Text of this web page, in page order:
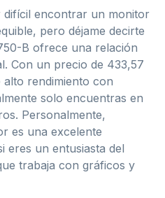
difícil encontrar un monitor
pero déjame decirte
B ofrece una relación
Con un precio de 433,57
rendimiento con
solo encuentras en
Personalmente,
es una excelente
eres un entusiasta del
trabaja con gráficos y